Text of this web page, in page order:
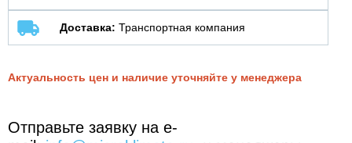
Доставка: Транспортная компания
Актуальность цен и наличие уточняйте у менеджера
Отправьте заявку на e-